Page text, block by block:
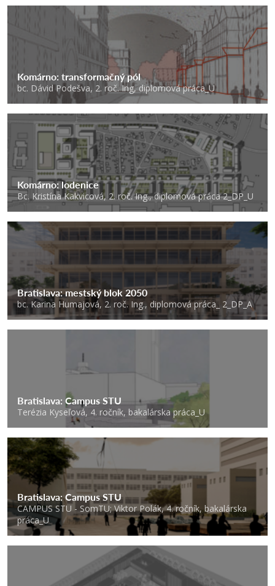
Komárno: transformačný pól
bc. Dávid Podešva, 2. roč. Ing, diplomová práca_U
Komárno: lodenice
Bc. Kristína Kakvicová, 2. roč. Ing., diplomová práca 2_DP_U
Bratislava: mestský blok 2050
bc. Karina Humajová, 2. roč. Ing., diplomová práca_ 2_DP_A
Bratislava: Campus STU
Terézia Kyseľová, 4. ročník, bakalárska práca_U
Bratislava: Campus STU
CAMPUS STU - SomTU; Viktor Polák, 4. ročník, bakalárska
práca_U